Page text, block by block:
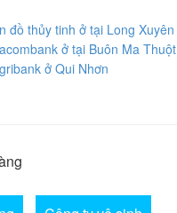
đồ thủy tinh ở tại Long Xuyên
ở tại Buôn Ma Thuột
ở Qui Nhơn